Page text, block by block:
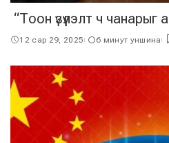
“Тоон үзүүлэлт ч чанарыг
12 сар 29, 2025 6 минут уншина